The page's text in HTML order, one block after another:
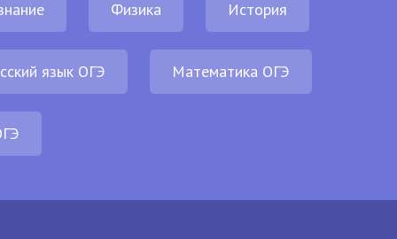
Физика История
язык ОГЭ Математика ОГЭ